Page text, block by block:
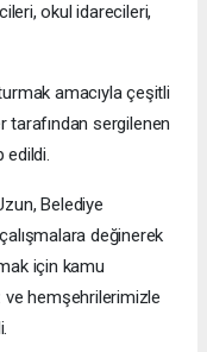
okul idarecileri,
amacıyla çeşitli
tarafından sergilenen
edildi.
Belediye
değinerek
için kamu
ve hemşehrilerimizle